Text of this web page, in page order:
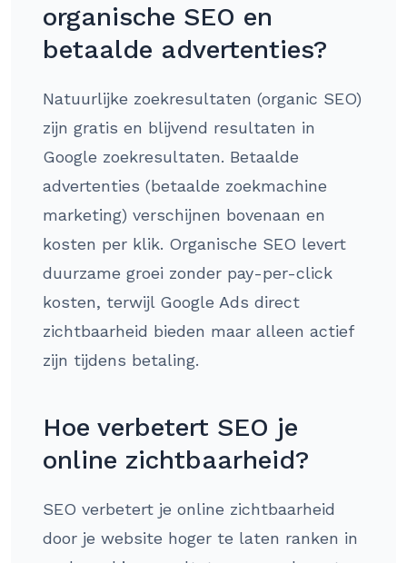
organische SEO en
betaalde advertenties?
Natuurlijke zoekresultaten (organic SEO)
zijn gratis en blijvend resultaten in
Google zoekresultaten. Betaalde
advertenties (betaalde zoekmachine
marketing) verschijnen bovenaan en
kosten per klik. Organische SEO levert
duurzame groei zonder pay-per-click
kosten, terwijl Google Ads direct
zichtbaarheid bieden maar alleen actief
zijn tijdens betaling.
Hoe verbetert SEO je
online zichtbaarheid?
SEO verbetert je online zichtbaarheid
door je website hoger te laten ranken in